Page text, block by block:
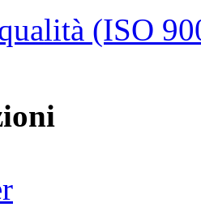
(ISO